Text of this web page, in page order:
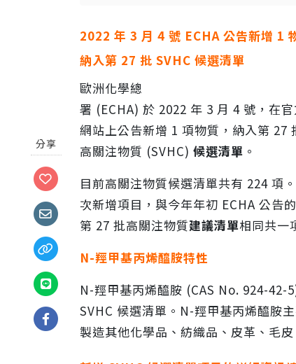
2022 年 3 月 4 號 ECHA 公告新增 1
納入第 27 批 SVHC 候選清單
歐洲化學總
署 (ECHA) 於 2022 年 3 月 4 號，在官
網站上公告新增 1 項物質，納入第 27
高關注物質 (SVHC) 候選清單 。
目前高關注物質候選清單共有 224 項
次新增項目，與今年年初 ECHA 公告的
第 27 批高關注物質建議清單相同共一
N-羥甲基丙烯醯胺特性
N-羥甲基丙烯醯胺 (CAS No. 924-42-
SVHC 候選清單。N-羥甲基丙烯醯胺
製造其他化學品、紡織品、皮革、毛皮
分享